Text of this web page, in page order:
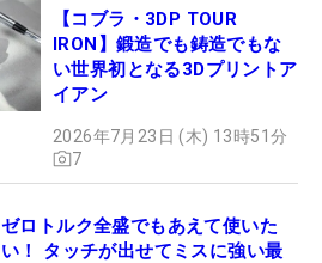
【コブラ・3DP TOUR
IRON】鍛造でも鋳造でもな
い世界初となる3Dプリントア
イアン
2026年7月23日 (木) 13時51分
7
ゼロトルク全盛でもあえて使いた
い！ タッチが出せてミスに強い最